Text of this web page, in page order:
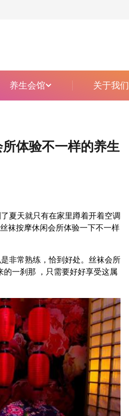
养生会馆 关于我们
体验不一样的养生
夏天就只有在家里蹲着开着空调
袜按摩休闲会所体验一下不一样
非常熟练，恰到好处。丝袜会所
一刹那 ，只需要好好享受这属